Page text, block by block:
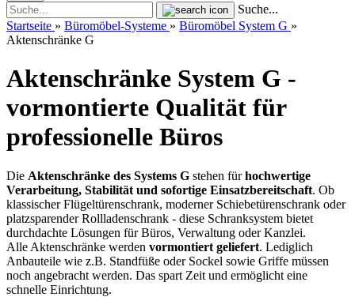
Suche...
Startseite » Büromöbel-Systeme » Büromöbel System G »
Aktenschränke G
Aktenschränke System G -
vormontierte Qualität für
professionelle Büros
Die Aktenschränke des Systems G stehen fürhochwertige
Verarbeitung, Stabilität und sofortige Einsatzbereitschaft. Ob
klassischer Flügeltürenschrank, moderner Schiebetürenschrank oder
platzsparender Rollladenschrank - diese Schranksystem bietet
durchdachte Lösungen für Büros, Verwaltung oder Kanzlei.
Alle Aktenschränke werden vormontiert geliefert. Lediglich
Anbauteile wie z.B. Standfüße oder Sockel sowie Griffe müssen
noch angebracht werden. Das spart Zeit und ermöglicht eine
schnelle Einrichtung.